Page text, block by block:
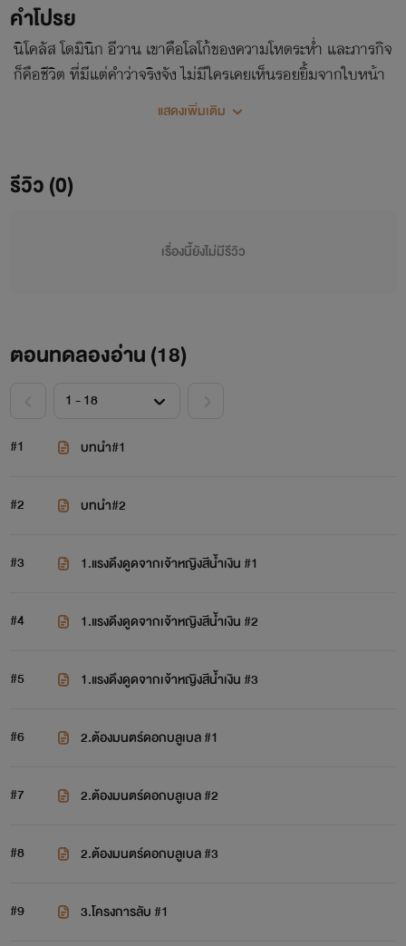
คำโปรย
นิโคลัส โดมินิก อีวาน เขาคือโลโก้ของความโหดระห่ำ และภารกิจ
ก็คือชีวิต ที่มีแต่คำว่าจริงจัง ไม่มีใครเคยเห็นรอยยิ้มจากใบหน้า
คมคาย สำหรับเขาไม่มีคำว่าผิดพลาด ทว่า...ภายใต้หน้ากากเข้ม
แสดงเพิ่มเติม
รีวิว (0)
เรื่องนี้ยังไม่มีรีวิว
ตอนทดลองอ่าน (18)
#1 บทนำ#1
#2 บทนำ#2
#3 1.แรงดึงดูดจากเจ้าหญิงสีน้ำเงิน #1
#4 1.แรงดึงดูดจากเจ้าหญิงสีน้ำเงิน #2
#5 1.แรงดึงดูดจากเจ้าหญิงสีน้ำเงิน #3
#6 2.ต้องมนตร์ดอกบลูเบล #1
#7 2.ต้องมนตร์ดอกบลูเบล #2
#8 2.ต้องมนตร์ดอกบลูเบล #3
#9 3.โครงการลับ #1